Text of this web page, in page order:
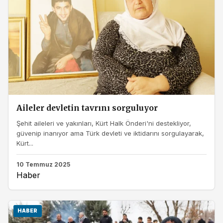
Aileler devletin tavrını sorguluyor
Şehit aileleri ve yakınları, Kürt Halk Önderi'ni destekliyor,
güvenip inanıyor ama Türk devleti ve iktidarını sorgulayarak,
Kürt...
10 Temmuz 2025
Haber
HABER